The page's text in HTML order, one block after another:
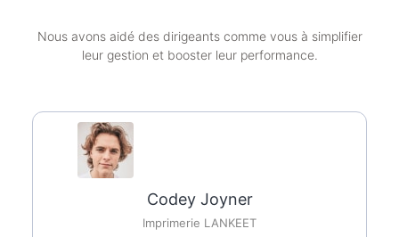
Nous avons aidé des dirigeants comme vous à simplifier
leur gestion et booster leur performance.
Codey Joyner
Imprimerie LANKEET